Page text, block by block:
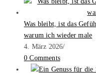
Was bleibt, ist das
warum ich wieder male
4. März 2026/
0 Comments